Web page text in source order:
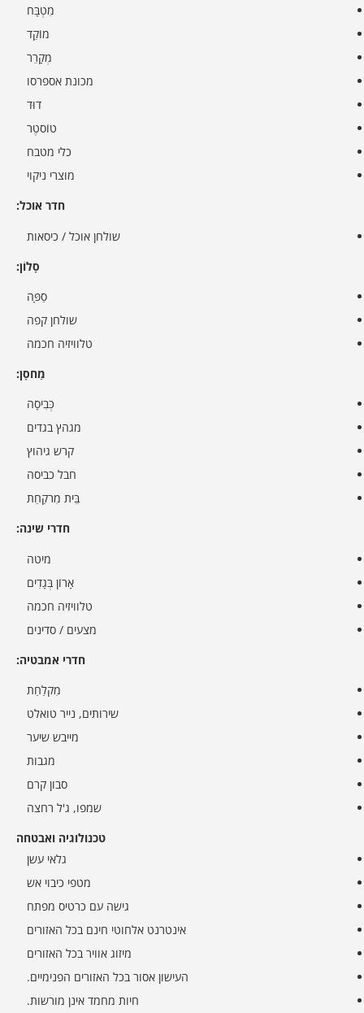
מִטְבָּח
מוֹקֵד
מְקָרֵר
מכונת אספרסו
דוּד
טוֹסטֶר
כלי מטבח
מוצרי ניקוי
חדר אוכל:
שולחן אוכל / כיסאות
סָלוֹן:
סַפָּה
שולחן קפה
טלוויזיה חכמה
מַחסָן:
כְּבִיסָה
מגהץ בגדים
קרש גיהוץ
חבל כביסה
בֵּית מִרקַחַת
חדרי שינה:
מיטה
אָרוֹן בְּגָדִים
טלוויזיה חכמה
מצעים / סדינים
חדרי אמבטיה:
מִקלַחַת
שירותים, נייר טואלט
מייבש שיער
מגבות
סבון קרם
שמפו, ג'ל רחצה
טכנולוגיה ואבטחה
גלאי עשן
מטפי כיבוי אש
גישה עם כרטיס מפתח
אינטרנט אלחוטי חינם בכל האזורים
מיזוג אוויר בכל האזורים
העישון אסור בכל האזורים הפנימיים.
חיות מחמד אינן מורשות.